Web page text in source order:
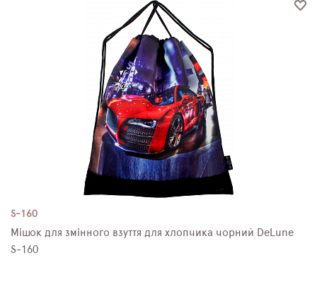
S-160
Мішок для змінного взуття для хлопчика чорний DeLune
S-160